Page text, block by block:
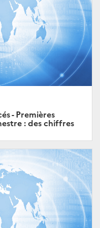
- Premières
: des chiffres